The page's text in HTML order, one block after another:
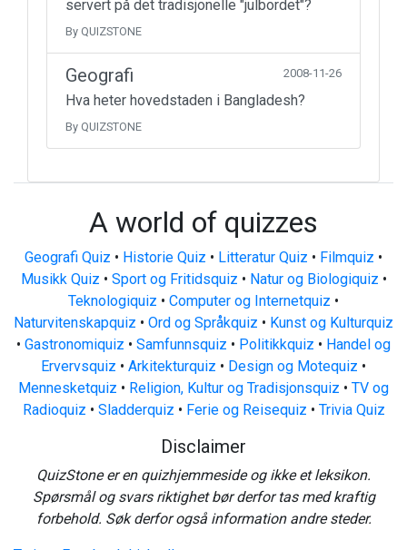
servert på det tradisjonelle "julbordet"?
By QUIZSTONE
Geografi 2008-11-26
Hva heter hovedstaden i Bangladesh?
By QUIZSTONE
A world of quizzes
Geografi Quiz • Historie Quiz • Litteratur Quiz • Filmquiz •
Musikk Quiz • Sport og Fritidsquiz • Natur og Biologiquiz •
Teknologiquiz • Computer og Internetquiz •
Naturvitenskapquiz • Ord og Språkquiz • Kunst og Kulturquiz
• Gastronomiquiz • Samfunnsquiz • Politikkquiz • Handel og
Ervervsquiz • Arkitekturquiz • Design og Motequiz •
Mennesketquiz • Religion, Kultur og Tradisjonsquiz • TV og
Radioquiz • Sladderquiz • Ferie og Reisequiz • Trivia Quiz
Disclaimer
QuizStone er en quizhjemmeside og ikke et leksikon.
Spørsmål og svars riktighet bør derfor tas med kraftig
forbehold. Søk derfor også information andre steder.